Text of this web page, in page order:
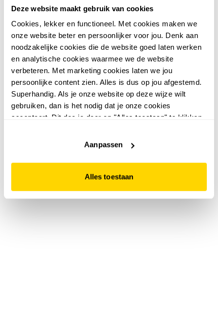
Deze website maakt gebruik van cookies
Cookies, lekker en functioneel. Met cookies maken we
onze website beter en persoonlijker voor jou. Denk aan
noodzakelijke cookies die de website goed laten werken
en analytische cookies waarmee we de website
verbeteren. Met marketing cookies laten we jou
persoonlijke content zien. Alles is dus op jou afgestemd.
Superhandig. Als je onze website op deze wijze wilt
gebruiken, dan is het nodig dat je onze cookies
accepteert. Dit doe je door op "Alles toestaan" te klikken.
website niet optimaal functioneert.
Aanpassen
Alles toestaan